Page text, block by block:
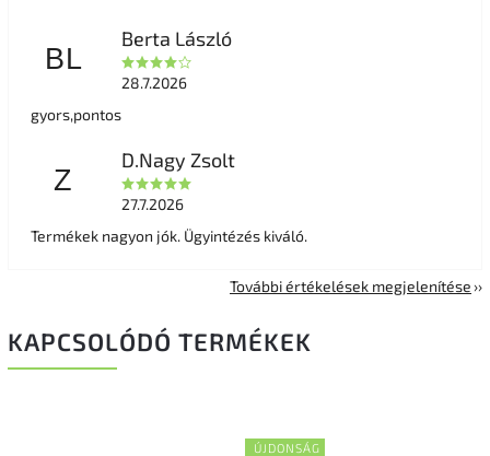
BL
Berta László
28.7.2026
gyors,pontos
Z
D.Nagy Zsolt
27.7.2026
Termékek nagyon jók. Ügyintézés kiváló.
További értékelések megjelenítése
KAPCSOLÓDÓ TERMÉKEK
ÚJDONSÁG